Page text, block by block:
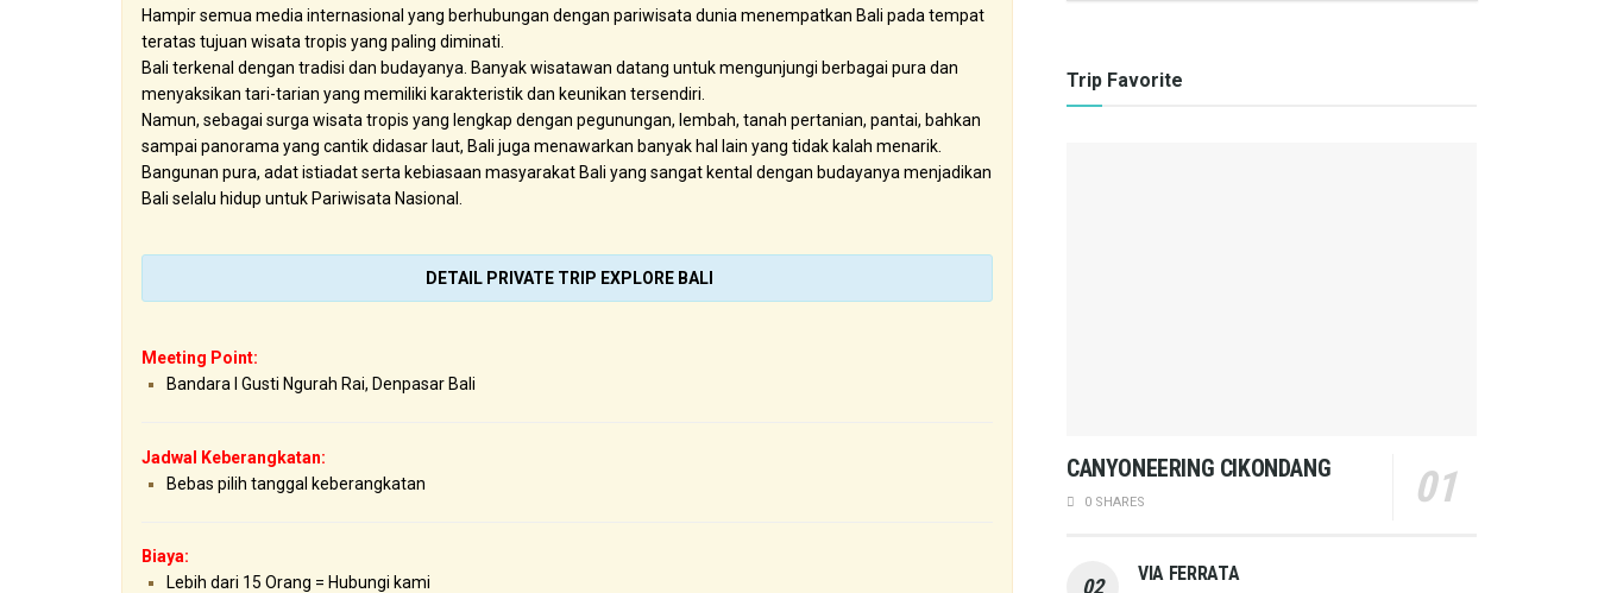
Hampir semua media internasional yang berhubungan dengan pariwisata dunia menempatkan Bali pada tempat
teratas tujuan wisata tropis yang paling diminati.
Bali terkenal dengan tradisi dan budayanya. Banyak wisatawan datang untuk mengunjungi berbagai pura dan
menyaksikan tari-tarian yang memiliki karakteristik dan keunikan tersendiri.
Namun, sebagai surga wisata tropis yang lengkap dengan pegunungan, lembah, tanah pertanian, pantai, bahkan
sampai panorama yang cantik didasar laut, Bali juga menawarkan banyak hal lain yang tidak kalah menarik.
Bangunan pura, adat istiadat serta kebiasaan masyarakat Bali yang sangat kental dengan budayanya menjadikan
Bali selalu hidup untuk Pariwisata Nasional.
DETAIL PRIVATE TRIP EXPLORE BALI
Meeting Point:
Bandara I Gusti Ngurah Rai, Denpasar Bali
Jadwal Keberangkatan:
Bebas pilih tanggal keberangkatan
Biaya:
Lebih dari 15 Orang = Hubungi kami
Trip Favorite
CANYONEERING CIKONDANG
0 SHARES
VIA FERRATA